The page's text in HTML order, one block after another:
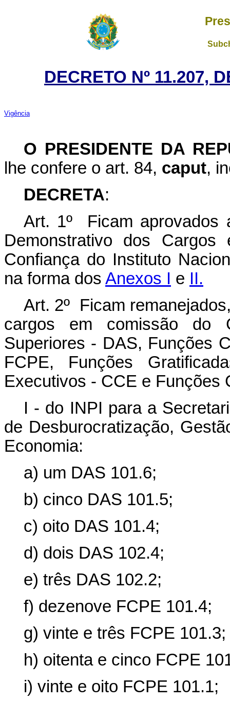
DECRETO Nº 11.207,
Vigência
O PRESIDENTE DA
lhe confere o art. 84, caput,
DECRETA:
Art. 1º Ficam aprovados
Demonstrativo dos
Confiança do Instituto
na forma dos Anexos I e II.
Art. 2º Ficam
cargos em comissão do
Superiores - DAS, Funções
FCPE, Funções
Executivos - CCE e Funções
I - do INPI para a
de Desburocratização,
Economia:
a) um DAS 101.6;
b) cinco DAS 101.5;
c) oito DAS 101.4;
d) dois DAS 102.4;
e) três DAS 102.2;
f) dezenove FCPE 101.4;
g) vinte e três FCPE 101.3;
h) oitenta e cinco FCPE
i) vinte e oito FCPE 101.1;